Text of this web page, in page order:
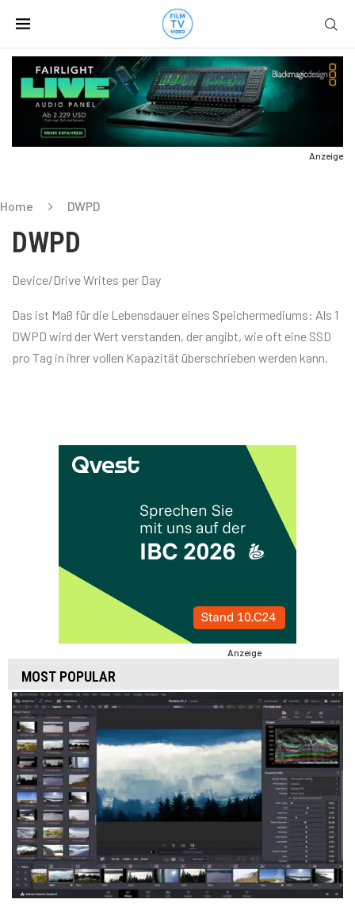
Anzeige
Home DWPD
DWPD
Device/Drive Writes per Day
Das ist Maß für die Lebensdauer eines Speichermediums: Als 1
DWPD wird der Wert verstanden, der angibt, wie oft eine SSD
pro Tag in ihrer vollen Kapazität überschrieben werden kann.
Anzeige
MOST POPULAR